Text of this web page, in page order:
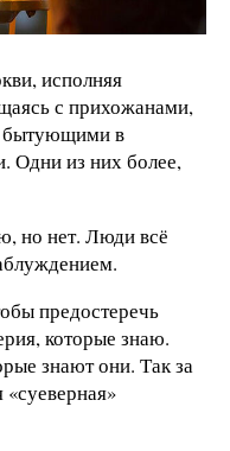
исполняя
с прихожанами,
бытующими в
Одни из них более,
но нет. Люди всё
предостеречь
которые знаю.
знают они. Так за